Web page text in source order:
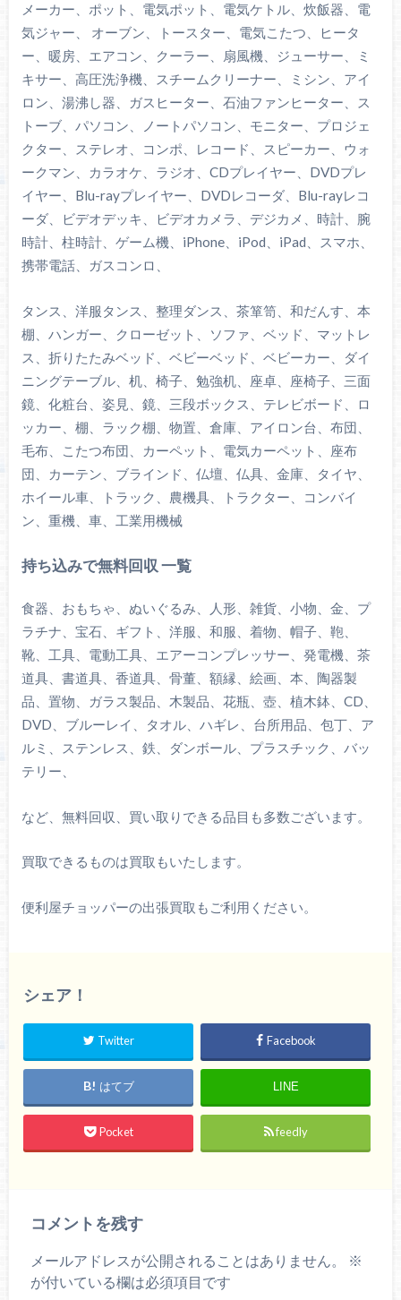
メーカー、ポット、電気ポット、電気ケトル、炊飯器、電
気ジャー、 オーブン、トースター、電気こたつ、ヒータ
ー、暖房、エアコン、クーラー、扇風機、ジューサー、ミ
キサー、高圧洗浄機、スチームクリーナー、ミシン、アイ
ロン、湯沸し器、ガスヒーター、石油ファンヒーター、ス
トーブ、パソコン、ノートパソコン、モニター、プロジェ
クター、ステレオ、コンポ、レコード、スピーカー、ウォ
ークマン、カラオケ、ラジオ、CDプレイヤー、DVDプレ
イヤー、Blu-rayプレイヤー、DVDレコーダ、Blu-rayレコ
ーダ、ビデオデッキ、ビデオカメラ、デジカメ、時計、腕
時計、柱時計、ゲーム機、iPhone、iPod、iPad、スマホ、
携帯電話、ガスコンロ、
タンス、洋服タンス、整理ダンス、茶箪笥、和だんす、本
棚、ハンガー、クローゼット、ソファ、ベッド、マットレ
ス、折りたたみベッド、ベビーベッド、ベビーカー、ダイ
ニングテーブル、机、椅子、勉強机、座卓、座椅子、三面
鏡、化粧台、姿見、鏡、三段ボックス、テレビボード、ロ
ッカー、棚、ラック棚、物置、倉庫、アイロン台、布団、
毛布、こたつ布団、カーペット、電気カーペット、座布
団、カーテン、ブラインド、仏壇、仏具、金庫、タイヤ、
ホイール車、トラック、農機具、トラクター、コンバイ
ン、重機、車、工業用機械
持ち込みで無料回収 一覧
食器、おもちゃ、ぬいぐるみ、人形、雑貨、小物、金、プ
ラチナ、宝石、ギフト、洋服、和服、着物、帽子、鞄、
靴、工具、電動工具、エアーコンプレッサー、発電機、茶
道具、書道具、香道具、骨董、額縁、絵画、本、陶器製
品、置物、ガラス製品、木製品、花瓶、壺、植木鉢、CD、
DVD、ブルーレイ、タオル、ハギレ、台所用品、包丁、ア
ルミ、ステンレス、鉄、ダンボール、プラスチック、バッ
テリー、
など、無料回収、買い取りできる品目も多数ございます。
買取できるものは買取もいたします。
便利屋チョッパーの出張買取もご利用ください。
シェア！
Twitter Facebook
はてブ LINE
Pocket feedly
コメントを残す
メールアドレスが公開されることはありません。
※
が付いている欄は必須項目です